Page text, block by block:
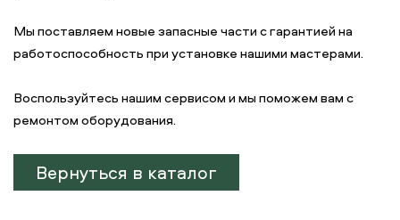
Мы поставляем новые запасные части с гарантией на
работоспособность при установке нашими мастерами.
Воспользуйтесь нашим сервисом и мы поможем вам с
ремонтом оборудования.
Вернуться в каталог